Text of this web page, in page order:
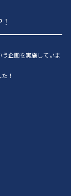
企画を実施していま
！